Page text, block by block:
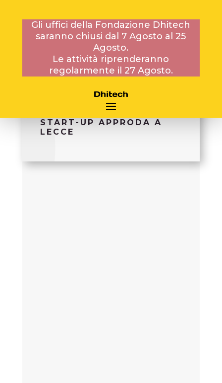
Gli uffici della Fondazione Dhitech
saranno chiusi dal 7 Agosto al 25
Agosto.
Le attività riprenderanno
regolarmente il 27 Agosto.
25 SETTEMBRE 2014
EQUITY CROWDFUNDING:
START-UP APPRODA A
LECCE